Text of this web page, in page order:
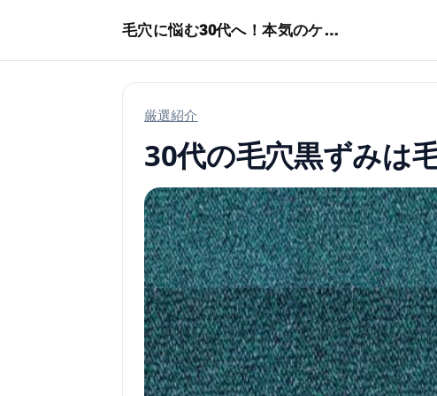
毛穴に悩む30代へ！本気のケア術特集
厳選紹介
30代の毛穴黒ずみは